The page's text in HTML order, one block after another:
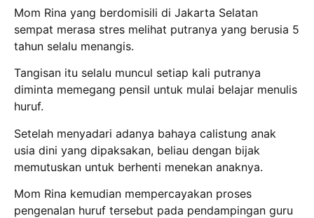
Mom Rina yang berdomisili di Jakarta Selatan
sempat merasa stres melihat putranya yang berusia 5
tahun selalu menangis.
Tangisan itu selalu muncul setiap kali putranya
diminta memegang pensil untuk mulai belajar menulis
huruf.
Setelah menyadari adanya bahaya calistung anak
usia dini yang dipaksakan, beliau dengan bijak
memutuskan untuk berhenti menekan anaknya.
Mom Rina kemudian mempercayakan proses
pengenalan huruf tersebut pada pendampingan guru